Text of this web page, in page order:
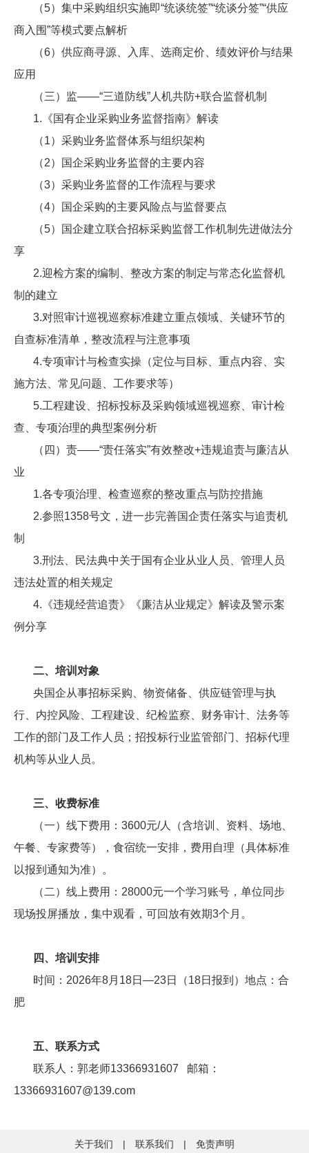
（5）集中采购组织实施即“统谈统签”“统谈分签”“供应
商入围”等模式要点解析
（6）供应商寻源、入库、选商定价、绩效评价与结果
应用
（三）监——“三道防线”人机共防+联合监督机制
1.《国有企业采购业务监督指南》解读
（1）采购业务监督体系与组织架构
（2）国企采购业务监督的主要内容
（3）采购业务监督的工作流程与要求
（4）国企采购的主要风险点与监督要点
（5）国企建立联合招标采购监督工作机制先进做法分
享
2.迎检方案的编制、整改方案的制定与常态化监督机
制的建立
3.对照审计巡视巡察标准建立重点领域、关键环节的
自查标准清单，整改流程与注意事项
4.专项审计与检查实操（定位与目标、重点内容、实
施方法、常见问题、工作要求等）
5.工程建设、招标投标及采购领域巡视巡察、审计检
查、专项治理的典型案例分析
（四）责——“责任落实”有效整改+违规追责与廉洁从
业
1.各专项治理、检查巡察的整改重点与防控措施
2.参照1358号文，进一步完善国企责任落实与追责机
制
3.刑法、民法典中关于国有企业从业人员、管理人员
违法处置的相关规定
4.《违规经营追责》《廉洁从业规定》解读及警示案
例分享
二、培训对象
央国企从事招标采购、物资储备、供应链管理与执
行、内控风险、工程建设、纪检监察、财务审计、法务等
工作的部门及工作人员；招投标行业监管部门、招标代理
机构等从业人员。
三、收费标准
（一）线下费用：3600元/人（含培训、资料、场地、
午餐、专家费等），食宿统一安排，费用自理（具体标准
以报到通知为准）。
（二）线上费用：28000元一个学习账号，单位同步
现场投屏播放，集中观看，可回放有效期3个月。
四、培训安排
时间：2026年8月18日—23日（18日报到）地点：合
肥
五、联系方式
联系人：郭老师13366931607 邮箱：
13366931607@139.com
关于我们 | 联系我们 | 免责声明